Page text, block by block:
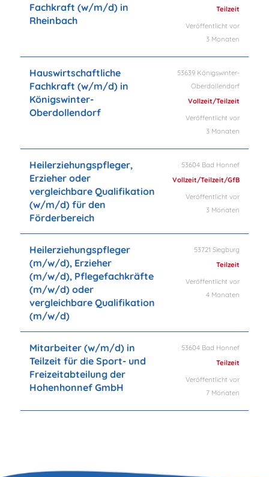
Fachkraft (w/m/d) in
Rheinbach
Teilzeit
Veröffentlicht vor
3 Monaten
Hauswirtschaftliche
Fachkraft (w/m/d) in
Königswinter-
Oberdollendorf
53639 Königswinter-
Oberdollendorf
Vollzeit/Teilzeit
Veröffentlicht vor
3 Monaten
Heilerziehungspfleger,
Erzieher oder
vergleichbare Qualifikation
(w/m/d) für den
Förderbereich
53604 Bad Honnef
Vollzeit/Teilzeit/GfB
Veröffentlicht vor
3 Monaten
Heilerziehungspfleger
(m/w/d), Erzieher
(m/w/d), Pflegefachkräfte
(m/w/d) oder
vergleichbare Qualifikation
(m/w/d)
53721 Siegburg
Teilzeit
Veröffentlicht vor
4 Monaten
Mitarbeiter (w/m/d) in
Teilzeit für die Sport- und
Freizeitabteilung der
Hohenhonnef GmbH
53604 Bad Honnef
Teilzeit
Veröffentlicht vor
7 Monaten